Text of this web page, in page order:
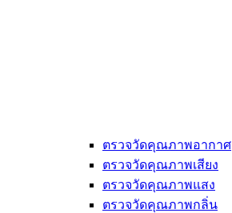
ตรวจวัดคุณภาพอากาศ
ตรวจวัดคุณภาพเสียง
ตรวจวัดคุณภาพแสง
ตรวจวัดคุณภาพกลิ่น